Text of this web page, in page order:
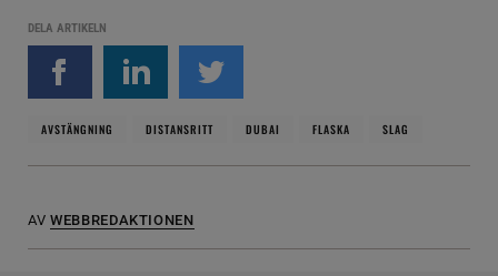
DELA ARTIKELN
AVSTÄNGNING DISTANSRITT DUBAI FLASKA SLAG
AV WEBBREDAKTIONEN